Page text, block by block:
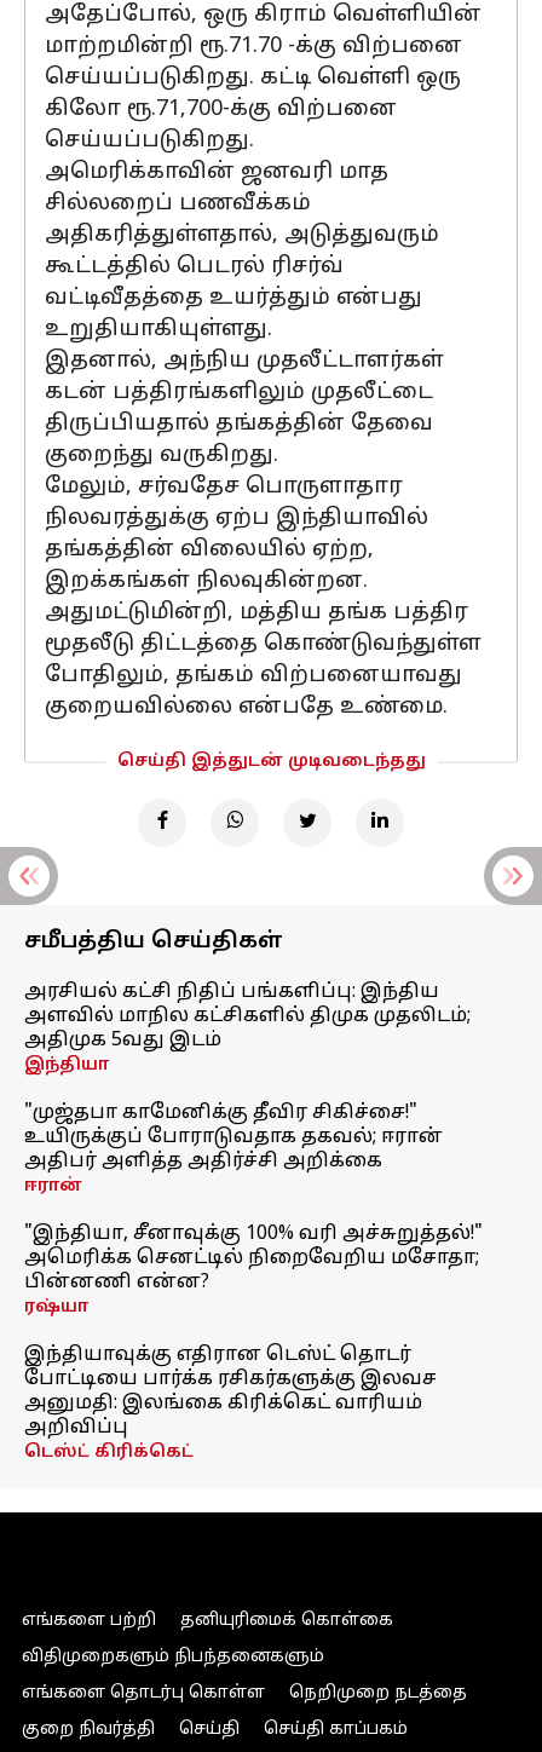
அதேப்போல், ஒரு கிராம் வெள்ளியின்
மாற்றமின்றி ரூ.71.70 -க்கு விற்பனை
செய்யப்படுகிறது. கட்டி வெள்ளி ஒரு
கிலோ ரூ.71,700-க்கு விற்பனை
செய்யப்படுகிறது.
அமெரிக்காவின் ஜனவரி மாத
சில்லறைப் பணவீக்கம்
அதிகரித்துள்ளதால், அடுத்துவரும்
கூட்டத்தில் பெடரல் ரிசர்வ்
வட்டிவீதத்தை உயர்த்தும் என்பது
உறுதியாகியுள்ளது.
இதனால், அந்நிய முதலீட்டாளர்கள்
கடன் பத்திரங்களிலும் முதலீட்டை
திருப்பியதால் தங்கத்தின் தேவை
குறைந்து வருகிறது.
மேலும், சர்வதேச பொருளாதார
நிலவரத்துக்கு ஏற்ப இந்தியாவில்
தங்கத்தின் விலையில் ஏற்ற,
இறக்கங்கள் நிலவுகின்றன.
அதுமட்டுமின்றி, மத்திய தங்க பத்திர
மூதலீடு திட்டத்தை கொண்டுவந்துள்ள
போதிலும், தங்கம் விற்பனையாவது
குறையவில்லை என்பதே உண்மை.
செய்தி இத்துடன் முடிவடைந்தது
சமீபத்திய செய்திகள்
அரசியல் கட்சி நிதிப் பங்களிப்பு: இந்திய
அளவில் மாநில கட்சிகளில் திமுக முதலிடம்;
அதிமுக 5வது இடம்
இந்தியா
"முஜ்தபா காமேனிக்கு தீவிர சிகிச்சை!"
உயிருக்குப் போராடுவதாக தகவல்; ஈரான்
அதிபர் அளித்த அதிர்ச்சி அறிக்கை
ஈரான்
"இந்தியா, சீனாவுக்கு 100% வரி அச்சுறுத்தல்!"
அமெரிக்க செனட்டில் நிறைவேறிய மசோதா;
பின்னணி என்ன?
ரஷ்யா
இந்தியாவுக்கு எதிரான டெஸ்ட் தொடர்
போட்டியை பார்க்க ரசிகர்களுக்கு இலவச
அனுமதி: இலங்கை கிரிக்கெட் வாரியம்
அறிவிப்பு
டெஸ்ட் கிரிக்கெட்
எங்களை பற்றி
தனியுரிமைக் கொள்கை
விதிமுறைகளும் நிபந்தனைகளும்
எங்களை தொடர்பு கொள்ள
நெறிமுறை நடத்தை
குறை நிவர்த்தி
செய்தி செய்தி காப்பகம்